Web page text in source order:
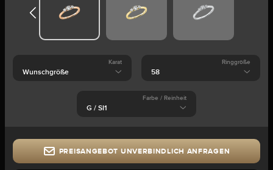
Karat Ringgröße
Farbe / Reinheit
PREISANGEBOT UNVERBINDLICH ANFRAGEN